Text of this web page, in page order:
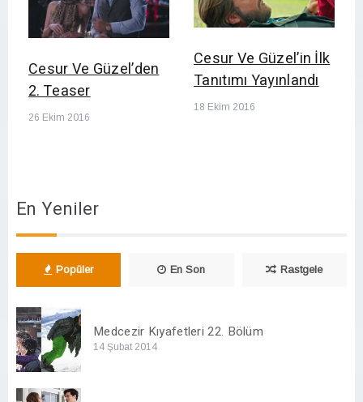
Cesur Ve Güzel’den
2. Teaser
26 Ekim 2016
Cesur Ve Güzel’in İlk
Tanıtımı Yayınlandı
18 Ekim 2016
En Yeniler
Popüler En Son Rastgele
Medcezir Kıyafetleri 22. Bölüm
14 Şubat 2014